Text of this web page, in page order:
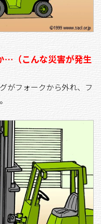
…（こんな災害が発生
がフォークから外れ、フ